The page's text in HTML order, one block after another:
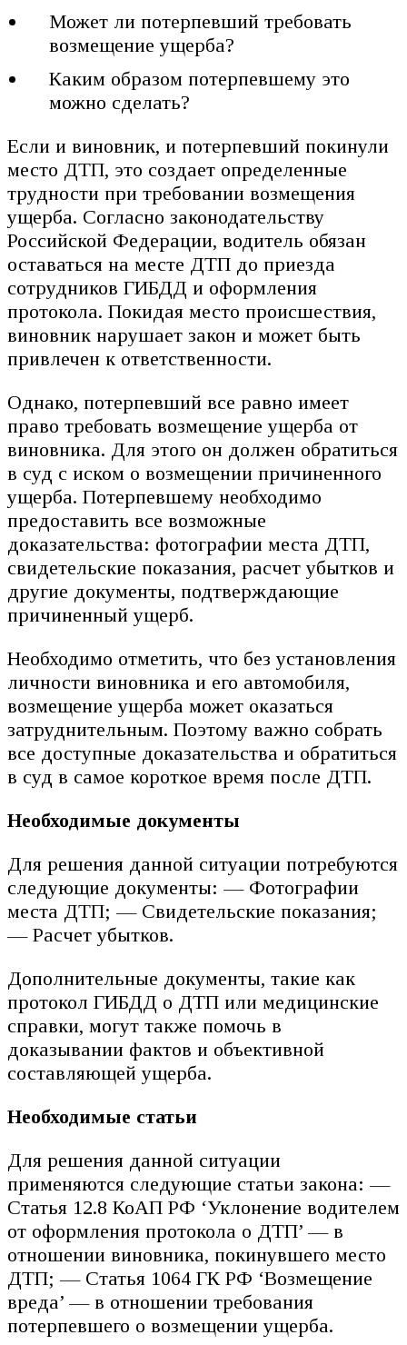
Может ли потерпевший требовать
возмещение ущерба?
Каким образом потерпевшему это
можно сделать?
Если и виновник, и потерпевший покинули
место ДТП, это создает определенные
трудности при требовании возмещения
ущерба. Согласно законодательству
Российской Федерации, водитель обязан
оставаться на месте ДТП до приезда
сотрудников ГИБДД и оформления
протокола. Покидая место происшествия,
виновник нарушает закон и может быть
привлечен к ответственности.
Однако, потерпевший все равно имеет
право требовать возмещение ущерба от
виновника. Для этого он должен обратиться
в суд с иском о возмещении причиненного
ущерба. Потерпевшему необходимо
предоставить все возможные
доказательства: фотографии места ДТП,
свидетельские показания, расчет убытков и
другие документы, подтверждающие
причиненный ущерб.
Необходимо отметить, что без установления
личности виновника и его автомобиля,
возмещение ущерба может оказаться
затруднительным. Поэтому важно собрать
все доступные доказательства и обратиться
в суд в самое короткое время после ДТП.
Необходимые документы
Для решения данной ситуации потребуются
следующие документы: — Фотографии
места ДТП; — Свидетельские показания;
— Расчет убытков.
Дополнительные документы, такие как
протокол ГИБДД о ДТП или медицинские
справки, могут также помочь в
доказывании фактов и объективной
составляющей ущерба.
Необходимые статьи
Для решения данной ситуации
применяются следующие статьи закона: —
Статья 12.8 КоАП РФ ‘Уклонение водителем
от оформления протокола о ДТП’ — в
отношении виновника, покинувшего место
ДТП; — Статья 1064 ГК РФ ‘Возмещение
вреда’ — в отношении требования
потерпевшего о возмещении ущерба.